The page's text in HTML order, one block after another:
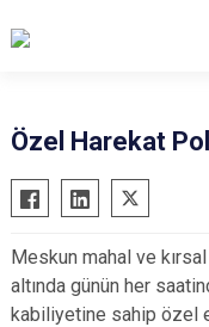
Özel Harekat
Meskun mahal ve
altında günün her
kabiliyetine sahip özel